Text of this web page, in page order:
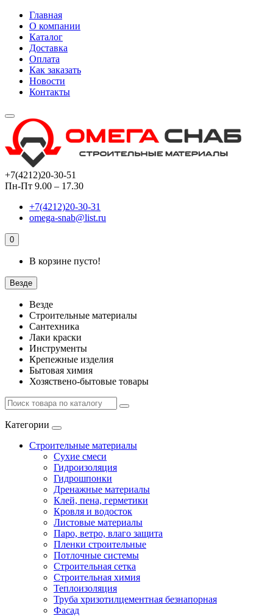
Главная
О компании
Каталог
Доставка
Оплата
Как заказать
Новости
Контакты
+7(4212)20-30-51
Пн-Пт 9.00 – 17.30
+7(4212)20-30-31
omega-snab@list.ru
0
В корзине пусто!
Везде
Везде
Строительные материалы
Сантехника
Лаки краски
Инструменты
Крепежные изделия
Бытовая химия
Хозяствено-бытовые товары
Категории
Строительные материалы
Сухие смеси
Гидроизоляция
Гидрошпонки
Дренажные материалы
Клей, пена, герметики
Кровля и водосток
Листовые материалы
Паро, ветро, влаго защита
Пленки строительные
Потлочные системы
Строительная сетка
Строительная химия
Теплоизоляция
Труба хризотилцементная безнапорная
Фасад